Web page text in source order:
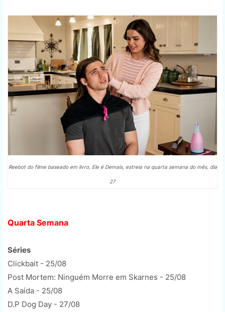
Reebot do filme baseado em livro, Ele é Demais, estreia na quarta semana do mês, dia
27
Quarta Semana
Séries
Clickbait - 25/08
Post Mortem: Ninguém Morre em Skarnes - 25/08
A Saída - 25/08
D.P Dog Day - 27/08